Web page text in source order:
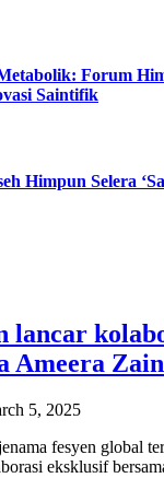
Forum
Saintifik
Himpun Selera
lancar
Ameera
5, 2025
fesyen global
eksklusif